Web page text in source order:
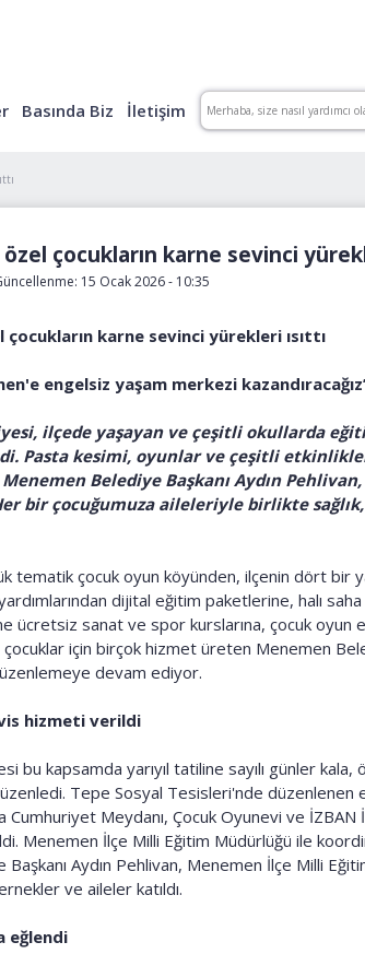
Basında Biz İletişim
çocukların karne sevinci
15 Ocak 2026 - 10:35
karne sevinci yürekleri ısıttı
engelsiz yaşam merkezi
ilçede yaşayan ve çeşitli okullarda
Pasta kesimi, oyunlar ve çeşitli
Belediye Başkanı Aydın
bir çocuğumuza aileleriyle birlikte
tematik çocuk oyun köyünden, ilçenin dört bir
dijital eğitim paketlerine, halı
ücretsiz sanat ve spor kurslarına, çocuk oyun
çocuklar için birçok hizmet üreten Menemen
devam ediyor.
hizmeti verildi
bu kapsamda yarıyıl tatiline sayılı günler
Tepe Sosyal Tesisleri'nde düzenlenen
Cumhuriyet Meydanı, Çocuk Oyunevi ve
Menemen İlçe Milli Eğitim Müdürlüğü ile
Aydın Pehlivan, Menemen İlçe Milli
ve aileler katıldı.
eğlendi